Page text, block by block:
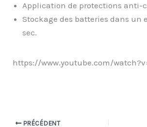
Application de protections anti-
Stockage des batteries dans un
sec.
https://www.youtube.com/
PRÉCÉDENT